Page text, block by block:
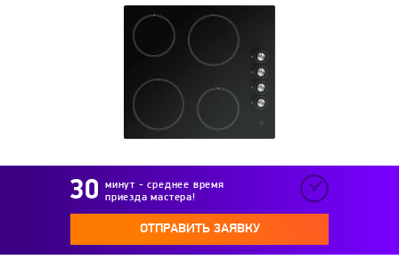
минут - среднее время
приезда мастера!
ОТПРАВИТЬ ЗАЯВКУ